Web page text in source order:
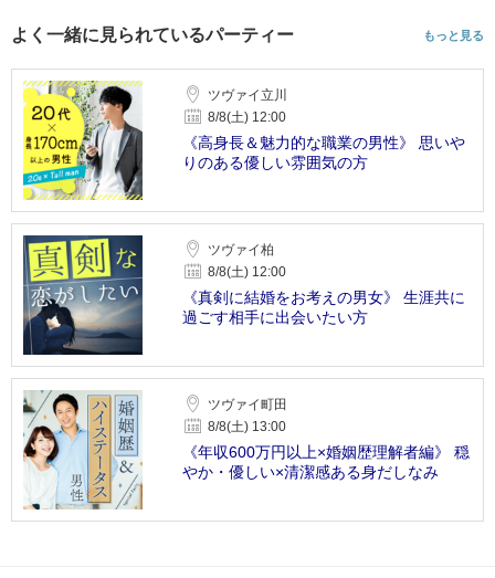
よく一緒に見られているパーティー もっと見る
ツヴァイ立川
8/8(土) 12:00
《高身長＆魅力的な職業の男性》 思いや
りのある優しい雰囲気の方
ツヴァイ柏
8/8(土) 12:00
《真剣に結婚をお考えの男女》 生涯共に
過ごす相手に出会いたい方
ツヴァイ町田
8/8(土) 13:00
《年収600万円以上×婚姻歴理解者編》 穏
やか・優しい×清潔感ある身だしなみ